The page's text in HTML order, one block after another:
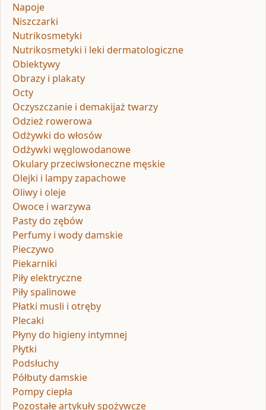
Napoje
Niszczarki
Nutrikosmetyki
Nutrikosmetyki i leki dermatologiczne
Obiektywy
Obrazy i plakaty
Octy
Oczyszczanie i demakijaż twarzy
Odzież rowerowa
Odżywki do włosów
Odżywki węglowodanowe
Okulary przeciwsłoneczne męskie
Olejki i lampy zapachowe
Oliwy i oleje
Owoce i warzywa
Pasty do zębów
Perfumy i wody damskie
Pieczywo
Piekarniki
Piły elektryczne
Piły spalinowe
Płatki musli i otręby
Plecaki
Płyny do higieny intymnej
Płytki
Podsłuchy
Półbuty damskie
Pompy ciepła
Pozostałe artykuły spożywcze